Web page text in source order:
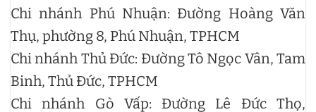
Chi nhánh Phú Nhuận: Đường Hoàng Văn
Thụ, phường 8, Phú Nhuận, TPHCM
Chi nhánh Thủ Đức: Đường Tô Ngọc Vân, Tam
Binh, Thủ Đức, TPHCM
Chi nhánh Gò Vấp: Đường Lê Đức Thọ,